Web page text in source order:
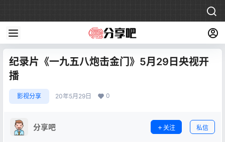
纪录片《一九五八炮击金门》5月29日央视开
播
影视分享 20年5月29日 0
分享吧 关注 私信